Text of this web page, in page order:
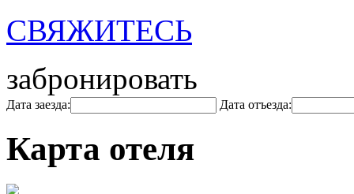
СВЯЖИТЕСЬ
забронировать
Дата заезда: Дата отъезда:
Карта отеля